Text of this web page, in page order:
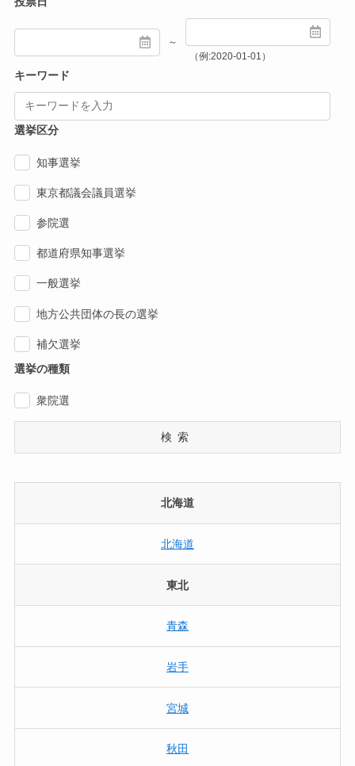
～
（例:2020-01-01）
キーワード
選挙区分
知事選挙
東京都議会議員選挙
参院選
都道府県知事選挙
一般選挙
地方公共団体の長の選挙
補欠選挙
選挙の種類
衆院選
検索
北海道
北海道
東北
青森
岩手
宮城
秋田